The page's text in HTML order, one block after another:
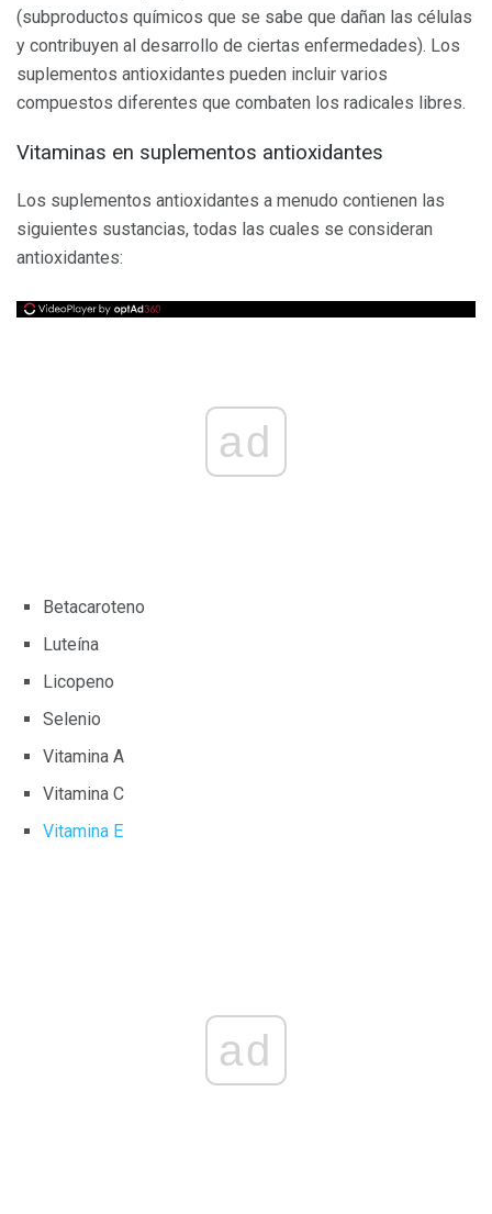
(subproductos químicos que se sabe que dañan las células
y contribuyen al desarrollo de ciertas enfermedades). Los
suplementos antioxidantes pueden incluir varios
compuestos diferentes que combaten los radicales libres.
Vitaminas en suplementos antioxidantes
Los suplementos antioxidantes a menudo contienen las
siguientes sustancias, todas las cuales se consideran
antioxidantes:
ad
Betacaroteno
Luteína
Licopeno
Selenio
Vitamina A
Vitamina C
Vitamina E
ad